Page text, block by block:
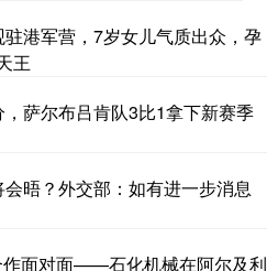
港军营，7岁女儿气质出众，孕
王
萨尔布吕肯队3比1拿下新赛季
晤？外交部：如有进一步消息
作面对面——石化机械在阿尔及利